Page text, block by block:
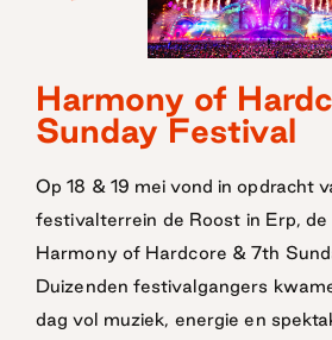
Hardcore &
Festival
Harmony of
Sunday Festival
Op 18 & 19 mei vond in opdracht
festivalterrein de Roost in Erp, de
Harmony of Hardcore & 7th
Duizenden festivalgangers
dag vol muziek, energie en